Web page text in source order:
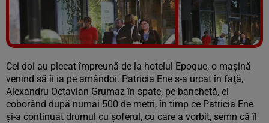
Vezi galeria foto
9 poze
Cei doi au plecat împreună de la hotelul Epoque, o maşină
venind să îi ia pe amândoi. Patricia Ene s-a urcat în faţă,
Alexandru Octavian Grumaz în spate, pe banchetă, el
coborând după numai 500 de metri, în timp ce Patricia Ene
şi-a continuat drumul cu şoferul, cu care a vorbit, semn că îl